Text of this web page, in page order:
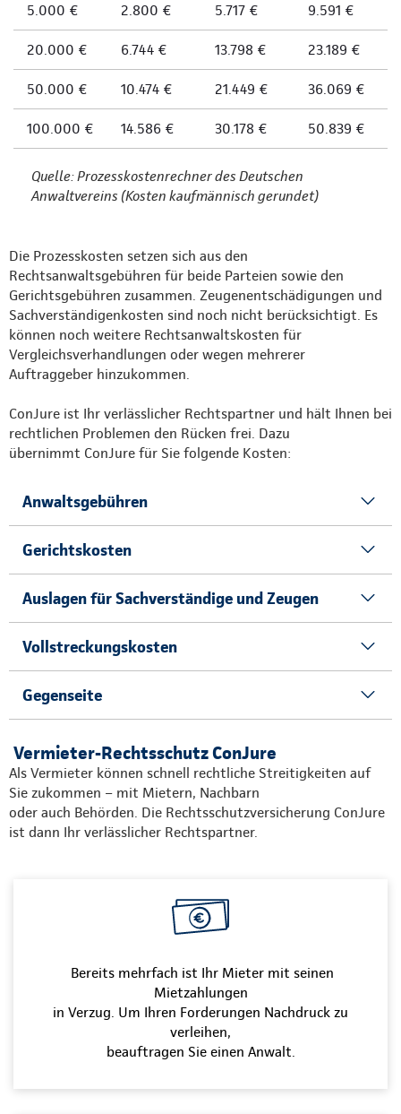
5.000 € 2.800 € 5.717 € 9.591 €
20.000 € 6.744 € 13.798 € 23.189 €
50.000 € 10.474 € 21.449 € 36.069 €
100.000 € 14.586 € 30.178 € 50.839 €
Quelle: Prozesskostenrechner des Deutschen
Anwaltvereins (Kosten kaufmännisch gerundet)
Die Prozesskosten setzen sich aus den
Rechtsanwaltsgebühren für beide Parteien sowie den
Gerichtsgebühren zusammen. Zeugenentschädigungen und
Sachverständigenkosten sind noch nicht berücksichtigt. Es
können noch weitere Rechtsanwaltskosten für
Vergleichsverhandlungen oder wegen mehrerer
Auftraggeber hinzukommen.
ConJure ist Ihr verlässlicher Rechtspartner und hält Ihnen bei
rechtlichen Problemen den Rücken frei. Dazu
übernimmt ConJure für Sie folgende Kosten:
Anwaltsgebühren
Gerichtskosten
Auslagen für Sachverständige und Zeugen
Vollstreckungskosten
Gegenseite
Vermieter-Rechtsschutz ConJure
Als Vermieter können schnell rechtliche Streitigkeiten auf
Sie zukommen – mit Mietern, Nachbarn
oder auch Behörden. Die Rechtsschutzversicherung ConJure
ist dann Ihr verlässlicher Rechtspartner.
Bereits mehrfach ist Ihr Mieter mit seinen
Mietzahlungen
in Verzug. Um Ihren Forderungen Nachdruck zu
verleihen,
beauftragen Sie einen Anwalt.